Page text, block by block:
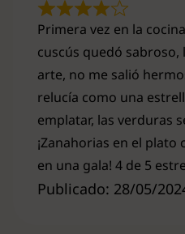
Publicado: 28/05/
Primera vez en la
cuscús quedó
arte, no me salió
relucía como una
emplatar, las verduras
¡Zanahorias en el
en una gala! 4 de 5